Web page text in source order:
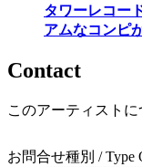
タワーレコー
アムなコンピ
Contact
このアーティスト
お問合せ種別 / Type